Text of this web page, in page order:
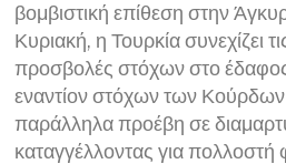
βομβιστική επίθεση στην
Κυριακή, η Τουρκία συνεχίζει
προσβολές στόχων στο
εναντίον στόχων των
παράλληλα προέβη σε
καταγγέλλοντας για πολλοστή